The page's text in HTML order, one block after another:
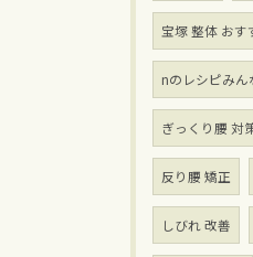
宝塚 整体 おす
nのレシピみん
ぎっくり腰 対
反り腰 矯正
しびれ 改善